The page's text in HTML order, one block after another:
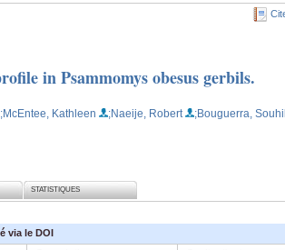
in Psammomys obesus gerbils.
;McEntee, Kathleen ;Naeije, Robert
;Bouguerra,
STATISTIQUES
via le DOI